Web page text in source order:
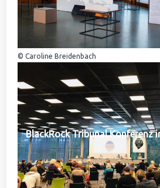
© Caroline Breidenbach
BlackRock Tribunal Konferenz